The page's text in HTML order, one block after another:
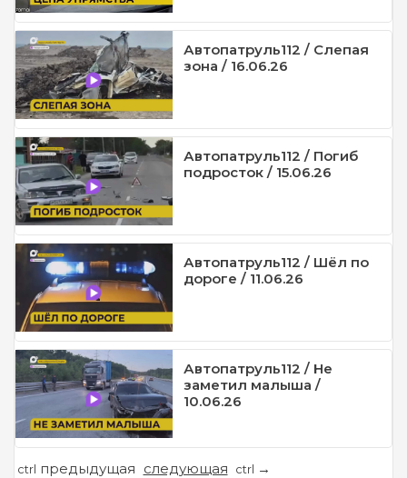
Автопатруль112 / Слепая
зона / 16.06.26
Автопатруль112 / Погиб
подросток / 15.06.26
Автопатруль112 / Шёл по
дороге / 11.06.26
Автопатруль112 / Не
заметил малыша /
10.06.26
ctrl предыдущая следующая ctrl →